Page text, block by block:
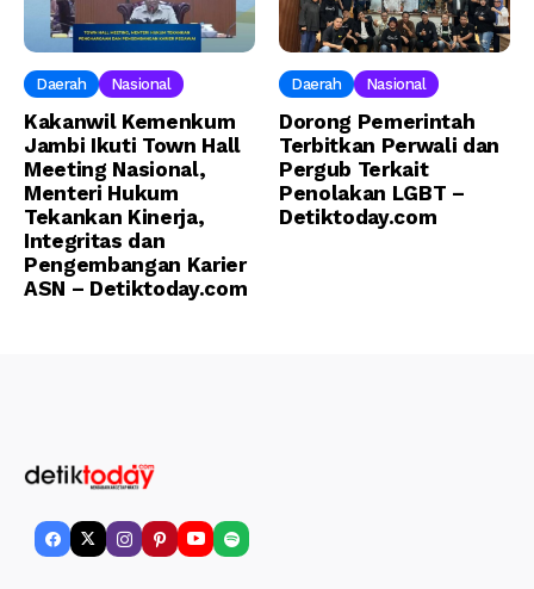
Daerah Nasional
Kakanwil Kemenkum
Jambi Ikuti Town Hall
Meeting Nasional,
Menteri Hukum
Tekankan Kinerja,
Integritas dan
Pengembangan Karier
ASN – Detiktoday.com
Daerah Nasional
Dorong Pemerintah
Terbitkan Perwali dan
Pergub Terkait
Penolakan LGBT –
Detiktoday.com